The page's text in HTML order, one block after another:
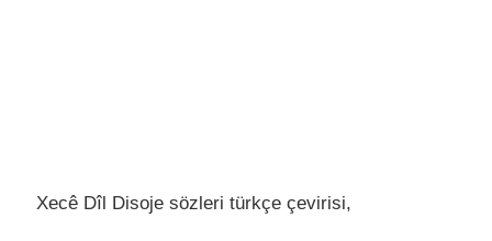
Xecê Dîl Disoje sözleri türkçe çevirisi,